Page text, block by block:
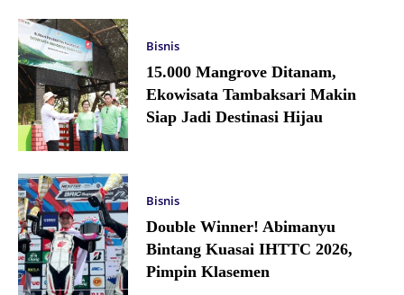
Bisnis
15.000 Mangrove Ditanam,
Ekowisata Tambaksari Makin
Siap Jadi Destinasi Hijau
Bisnis
Double Winner! Abimanyu
Bintang Kuasai IHTTC 2026,
Pimpin Klasemen